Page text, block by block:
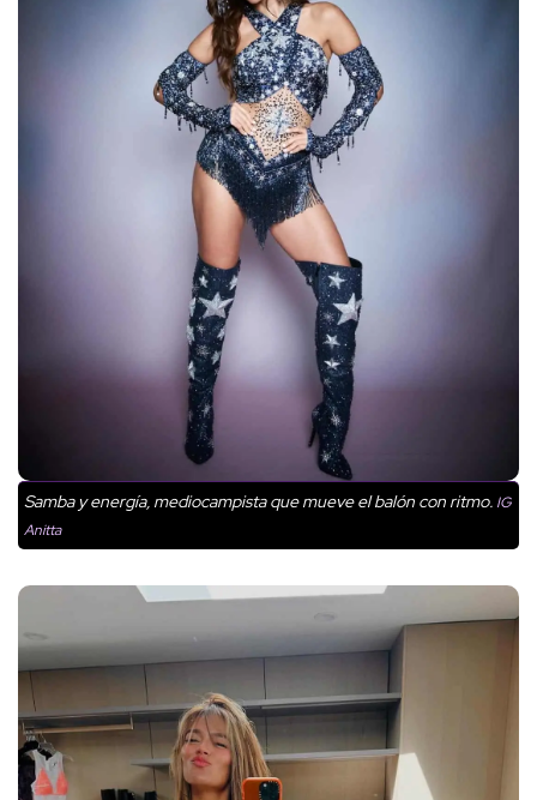
Samba y energía, mediocampista que mueve el balón con ritmo. IG
Anitta